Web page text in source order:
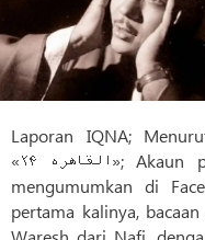
Laporan IQNA;
«القاهره ۲۴»; Akaun pengguna Radio Al-Quran Mesir
mengumumkan di
pertama kalinya,